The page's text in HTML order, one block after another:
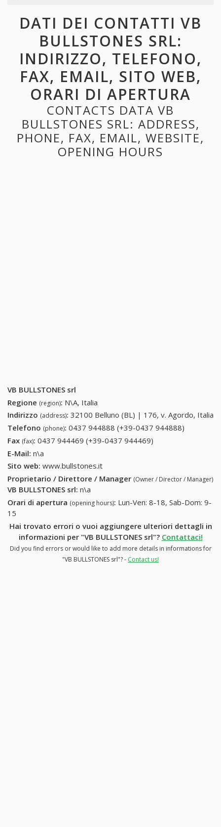
DATI DEI CONTATTI VB
BULLSTONES SRL:
INDIRIZZO, TELEFONO,
FAX, EMAIL, SITO WEB,
ORARI DI APERTURA
CONTACTS DATA VB
BULLSTONES SRL: ADDRESS,
PHONE, FAX, EMAIL, WEBSITE,
OPENING HOURS
VB BULLSTONES srl
Regione (region): N\A, Italia
Indirizzo (address): 32100 Belluno (BL) | 176, v. Agordo, Italia
Telefono (phone): 0437 944888 (+39-0437 944888)
Fax (fax): 0437 944469 (+39-0437 944469)
E-Mail: n\a
Sito web: www.bullstones.it
Proprietario / Direttore / Manager (Owner / Director / Manager)
VB BULLSTONES srl: n\a
Orari di apertura (opening hours): Lun-Ven: 8-18, Sab-Dom: 9-
15
Hai trovato errori o vuoi aggiungere ulteriori dettagli in
informazioni per "VB BULLSTONES srl"? Contattaci!
Did you find errors or would like to add more details in informations for
"VB BULLSTONES srl"? - Contact us!